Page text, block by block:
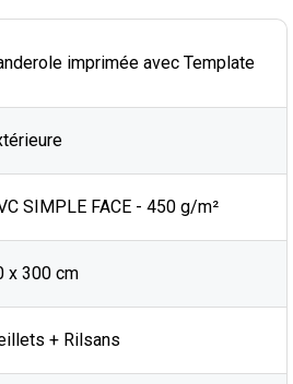
imprimée avec Template
SIMPLE FACE - 450 g/m²
x 300 cm
+ Rilsans